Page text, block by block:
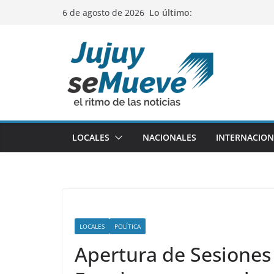
6 de agosto de 2026 Lo último:
LOCALES NACIONALES
LOCALES POLÍTICA
Apertura de